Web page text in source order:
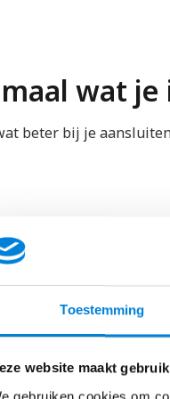
Toestemming
website maakt
wat
beter bij je
– €
–
je verantwoordelijk
van storingen en het